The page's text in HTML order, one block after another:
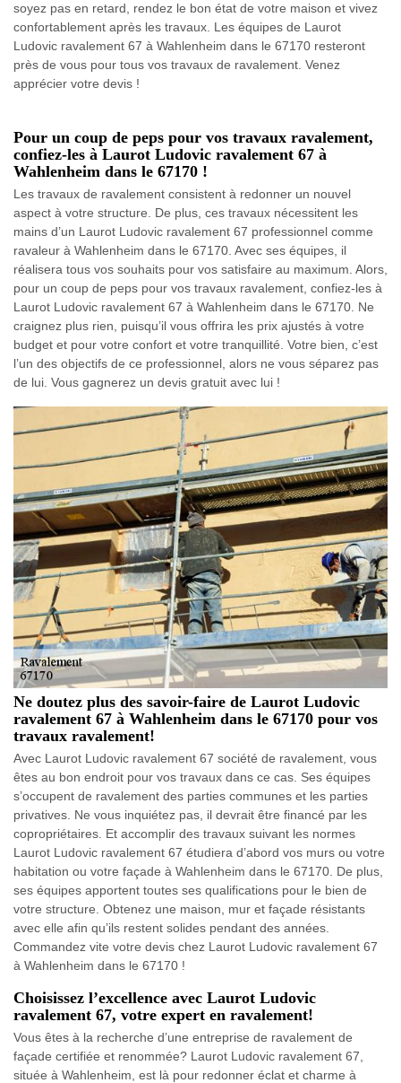
soyez pas en retard, rendez le bon état de votre maison et vivez
confortablement après les travaux. Les équipes de Laurot
Ludovic ravalement 67 à Wahlenheim dans le 67170 resteront
près de vous pour tous vos travaux de ravalement. Venez
apprécier votre devis !
Pour un coup de peps pour vos travaux ravalement,
confiez-les à Laurot Ludovic ravalement 67 à
Wahlenheim dans le 67170 !
Les travaux de ravalement consistent à redonner un nouvel
aspect à votre structure. De plus, ces travaux nécessitent les
mains d’un Laurot Ludovic ravalement 67 professionnel comme
ravaleur à Wahlenheim dans le 67170. Avec ses équipes, il
réalisera tous vos souhaits pour vos satisfaire au maximum. Alors,
pour un coup de peps pour vos travaux ravalement, confiez-les à
Laurot Ludovic ravalement 67 à Wahlenheim dans le 67170. Ne
craignez plus rien, puisqu’il vous offrira les prix ajustés à votre
budget et pour votre confort et votre tranquillité. Votre bien, c’est
l’un des objectifs de ce professionnel, alors ne vous séparez pas
de lui. Vous gagnerez un devis gratuit avec lui !
Ne doutez plus des savoir-faire de Laurot Ludovic
ravalement 67 à Wahlenheim dans le 67170 pour vos
travaux ravalement!
Avec Laurot Ludovic ravalement 67 société de ravalement, vous
êtes au bon endroit pour vos travaux dans ce cas. Ses équipes
s’occupent de ravalement des parties communes et les parties
privatives. Ne vous inquiétez pas, il devrait être financé par les
copropriétaires. Et accomplir des travaux suivant les normes
Laurot Ludovic ravalement 67 étudiera d’abord vos murs ou votre
habitation ou votre façade à Wahlenheim dans le 67170. De plus,
ses équipes apportent toutes ses qualifications pour le bien de
votre structure. Obtenez une maison, mur et façade résistants
avec elle afin qu’ils restent solides pendant des années.
Commandez vite votre devis chez Laurot Ludovic ravalement 67
à Wahlenheim dans le 67170 !
Choisissez l’excellence avec Laurot Ludovic
ravalement 67, votre expert en ravalement!
Vous êtes à la recherche d’une entreprise de ravalement de
façade certifiée et renommée? Laurot Ludovic ravalement 67,
située à Wahlenheim, est là pour redonner éclat et charme à